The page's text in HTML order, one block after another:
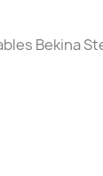
Bekina